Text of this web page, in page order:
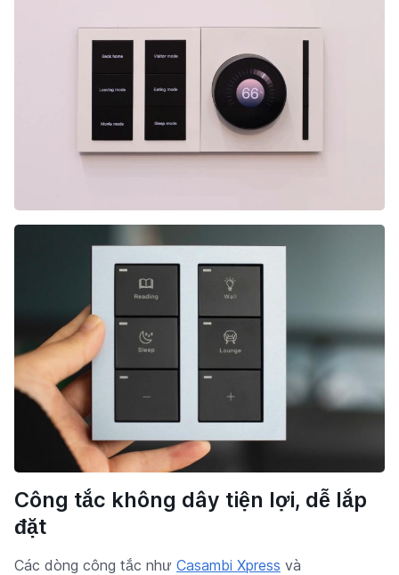
Công tắc không dây tiện lợi, dễ lắp
đặt
Các dòng công tắc như Casambi Xpress và